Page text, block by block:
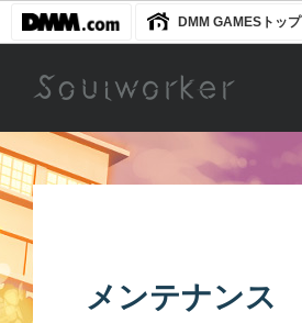
DMM GAMESトップ
メンテナンス